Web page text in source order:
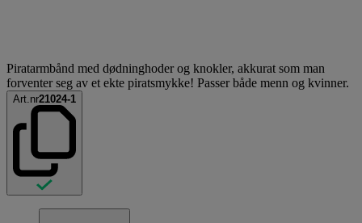
Piratarmbånd med dødninghoder og knokler, akkurat som man
forventer seg av et ekte piratsmykke! Passer både menn og kvinner.
Art.nr21024-1